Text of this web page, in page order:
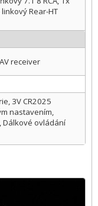
linkový Rear-HT
receiver
3V CR2025
nastavením,
Dálkové ovládání